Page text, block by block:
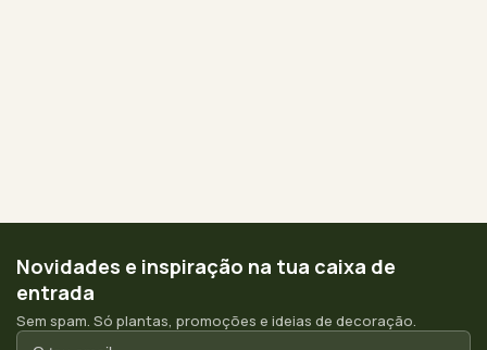
Novidades e inspiração na tua caixa de
entrada
Sem spam. Só plantas, promoções e ideias de decoração.